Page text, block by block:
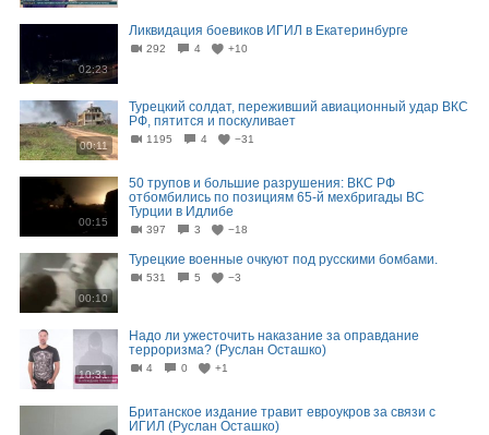
02:23
Ликвидация боевиков ИГИЛ в Екатеринбурге
292 4 +10
00:11
Турецкий солдат, переживший авиационный удар ВКС
РФ, пятится и поскуливает
1195 4 −31
00:15
50 трупов и большие разрушения: ВКС РФ
отбомбились по позициям 65-й мехбригады ВС
Турции в Идлибе
397 3 −18
00:10
Турецкие военные очкуют под русскими бомбами.
531 5 −3
10:31
Надо ли ужесточить наказание за оправдание
терроризма? (Руслан Осташко)
4 0 +1
Британское издание травит евроукров за связи с
ИГИЛ (Руслан Осташко)